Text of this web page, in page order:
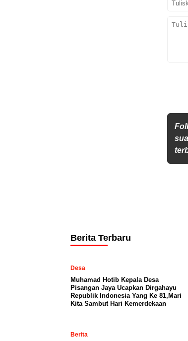
Berita Terbaru
Desa
Muhamad Hotib Kepala Desa
Pisangan Jaya Ucapkan Dirgahayu
Republik Indonesia Yang Ke 81,Mari
Kita Sambut Hari Kemerdekaan
Berita